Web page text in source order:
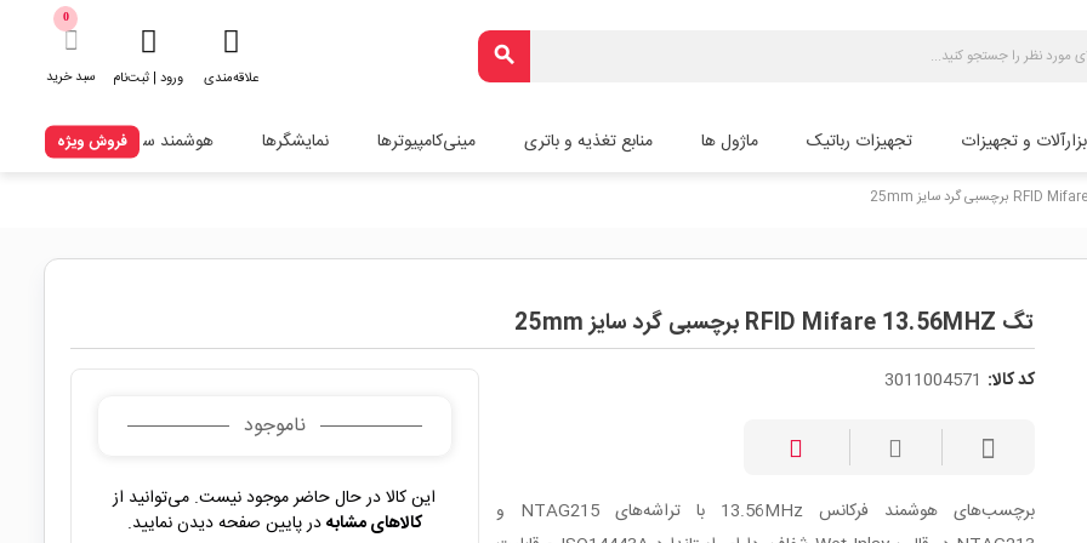
search
علاقه‌مندی ورود | ثبت‌نام
0
سبد خرید
و تجهیزات تجهیزات رباتیک ماژول ها منابع تغذیه و باتری مینی‌کامپیوترها نمایشگرها هوشمند سازیفروش ویژه
تگ RFID Mifare 13.56MHZ برچسبی گرد سایز 25mm
کد کالا: 3011004571
برچسب‌های هوشمند فرکانس 13.56MHz با تراشه‌های NTAG215 و
ناموجود
این کالا در حال حاضر موجود نیست. می‌توانید از
کالاهای مشابهدر پایین صفحه دیدن نمایید.